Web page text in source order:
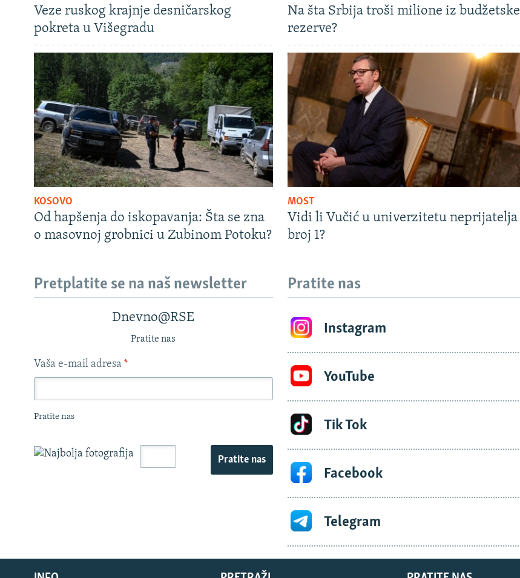
Veze ruskog krajnje desničarskog
pokreta u Višegradu
Na šta Srbija troši milione iz budžetske
rezerve?
KOSOVO
Od hapšenja do iskopavanja: Šta se zna
o masovnoj grobnici u Zubinom Potoku?
MOST
Vidi li Vučić u univerzitetu neprijatelja
broj 1?
Pretplatite se na naš newsletter
Dnevno@RSE
Pratite nas
Vaša e-mail adresa *
Pratite nas
Pratite nas
Pratite nas
Instagram
YouTube
Tik Tok
Facebook
Telegram